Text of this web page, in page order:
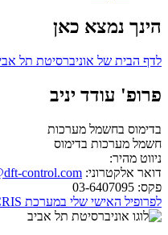
הינך נמצא כאן
לדף הבית של אוניברסיטת תל
פרופ' עודד יניב
בדימוס בחשמל מערכות
חשמל מערכות בדימוס
ניווט מהיר:
דואר אלקטרוני: control.com
פקס:
לפרופיל האישי שלי במערכת CRIS